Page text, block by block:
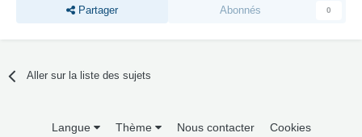
Partager Abonnés 0
Aller sur la liste des sujets
Langue Thème Nous contacter Cookies